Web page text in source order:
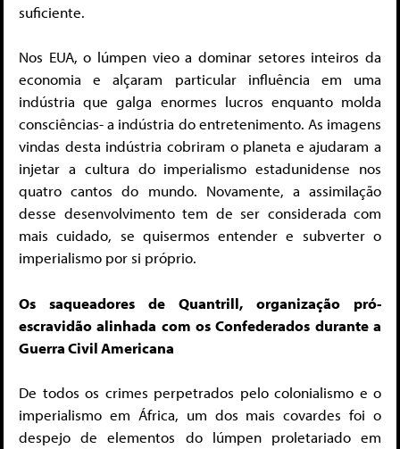
suficiente.
Nos EUA, o lúmpen vieo a dominar setores inteiros da
economia e alçaram particular influência em uma
indústria que galga enormes lucros enquanto molda
consciências- a indústria do entretenimento. As imagens
vindas desta indústria cobriram o planeta e ajudaram a
injetar a cultura do imperialismo estadunidense nos
quatro cantos do mundo. Novamente, a assimilação
desse desenvolvimento tem de ser considerada com
mais cuidado, se quisermos entender e subverter o
imperialismo por si próprio.
Os saqueadores de Quantrill, organização pró-
escravidão alinhada com os Confederados durante a
Guerra Civil Americana
De todos os crimes perpetrados pelo colonialismo e o
imperialismo em África, um dos mais covardes foi o
despejo de elementos do lúmpen proletariado em